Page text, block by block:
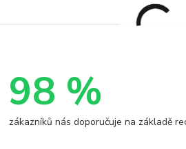
98 %
zákazníků nás doporučuje na základě